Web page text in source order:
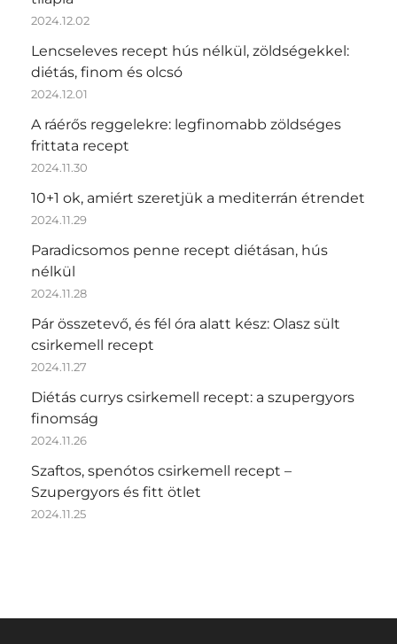
2024.12.02
Lencseleves recept hús nélkül, zöldségekkel:
diétás, finom és olcsó
2024.12.01
A ráérős reggelekre: legfinomabb zöldséges
frittata recept
2024.11.30
10+1 ok, amiért szeretjük a mediterrán étrendet
2024.11.29
Paradicsomos penne recept diétásan, hús
nélkül
2024.11.28
Pár összetevő, és fél óra alatt kész: Olasz sült
csirkemell recept
2024.11.27
Diétás currys csirkemell recept: a szupergyors
finomság
2024.11.26
Szaftos, spenótos csirkemell recept –
Szupergyors és fitt ötlet
2024.11.25